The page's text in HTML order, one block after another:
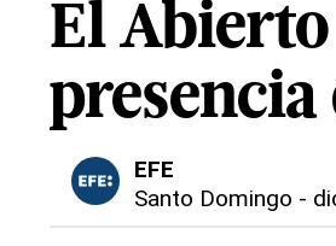
El
EFE
Santo Domingo -